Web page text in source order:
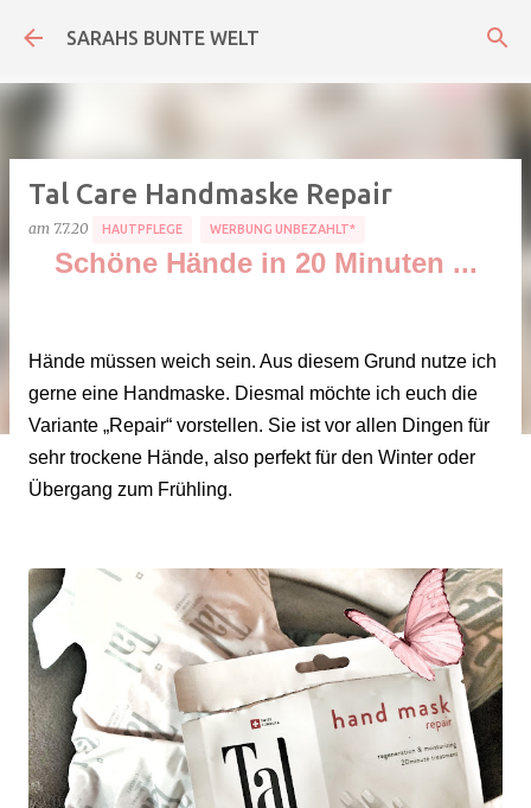
Direkt zum Hauptbereich
SARAHS BUNTE WELT
Tal Care Handmaske Repair
am 7.7.20 HAUTPFLEGE WERBUNG UNBEZAHLT*
Schöne Hände in 20 Minuten ...
Hände müssen weich sein. Aus diesem Grund nutze ich
gerne eine Handmaske. Diesmal möchte ich euch die
Variante „Repair“ vorstellen. Sie ist vor allen Dingen für
sehr trockene Hände, also perfekt für den Winter oder
Übergang zum Frühling.